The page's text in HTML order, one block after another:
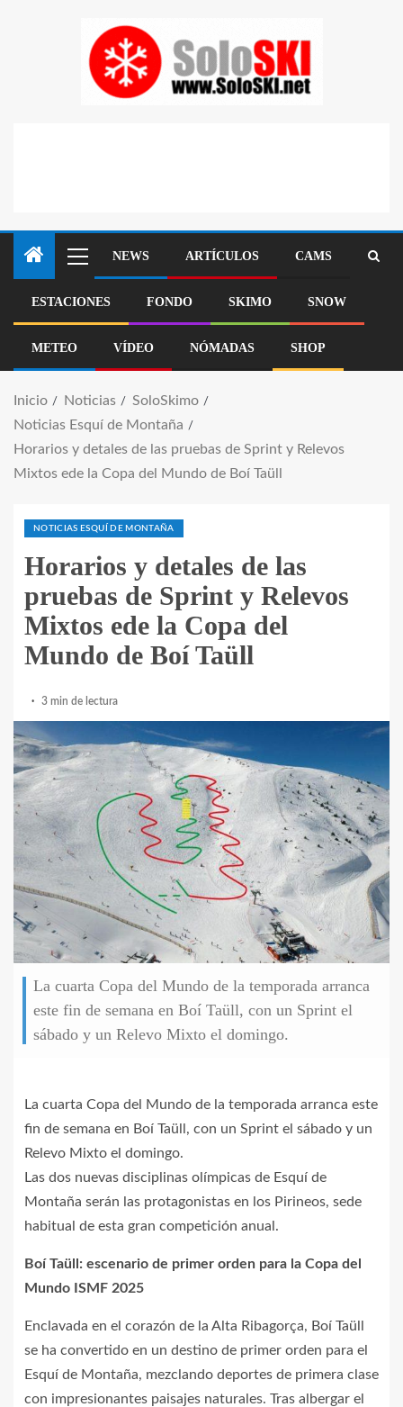
NEWS ARTÍCULOS CAMS
ESTACIONES FONDO SKIMO SNOW
METEO VÍDEO NÓMADAS SHOP
Inicio Noticias
SoloSkimo
Noticias Esquí de Montaña
Horarios y detales de las pruebas de Sprint y Relevos
Mixtos ede la Copa del Mundo de Boí Taüll
NOTICIAS ESQUÍ DE MONTAÑA
Horarios y detales de las
pruebas de Sprint y Relevos
Mixtos ede la Copa del
Mundo de Boí Taüll
3 min de lectura
La cuarta Copa del Mundo de la temporada arranca
este fin de semana en Boí Taüll, con un Sprint el
sábado y un Relevo Mixto el domingo.
La cuarta Copa del Mundo de la temporada arranca este
fin de semana en Boí Taüll, con un Sprint el sábado y un
Relevo Mixto el domingo.
Las dos nuevas disciplinas olímpicas de Esquí de
Montaña serán las protagonistas en los Pirineos, sede
habitual de esta gran competición anual.
Boí Taüll: escenario de primer orden para la Copa del
Mundo ISMF 2025
Enclavada en el corazón de la Alta Ribagorça, Boí Taüll
se ha convertido en un destino de primer orden para el
Esquí de Montaña, mezclando deportes de primera clase
con impresionantes paisajes naturales. Tras albergar el